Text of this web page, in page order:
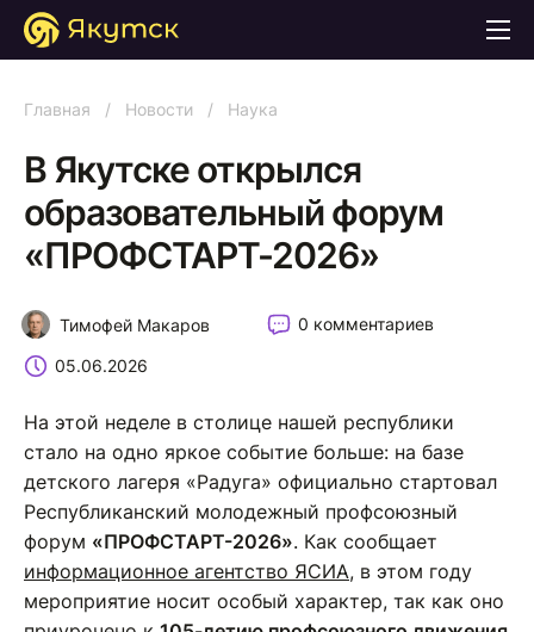
Главная / Новости / Наука
В Якутске открылся
образовательный форум
«ПРОФСТАРТ-2026»
Тимофей Макаров 0 комментариев
05.06.2026
На этой неделе в столице нашей республики
стало на одно яркое событие больше: на базе
детского лагеря «Радуга» официально стартовал
Республиканский молодежный профсоюзный
форум «ПРОФСТАРТ-2026». Как сообщает
информационное агентство ЯСИА, в этом году
мероприятие носит особый характер, так как оно